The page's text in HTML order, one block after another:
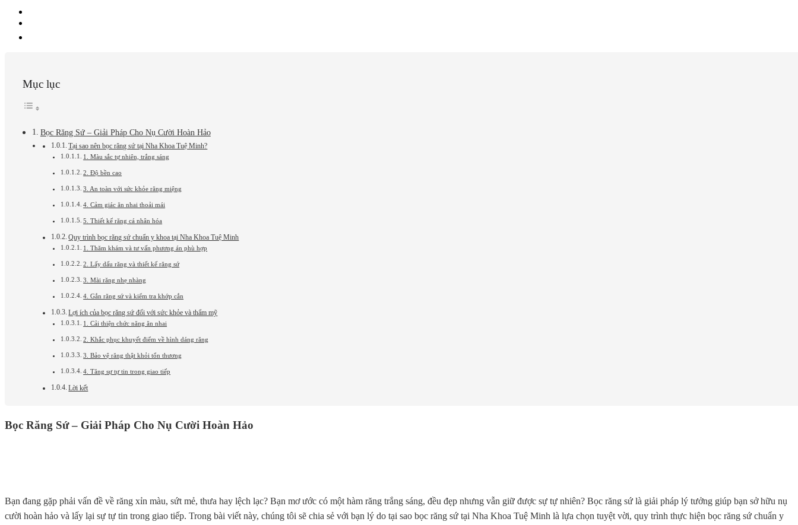
Mục lục
Bọc Răng Sứ – Giải Pháp Cho Nụ Cười Hoàn Hảo
Tại sao nên bọc răng sứ tại Nha Khoa Tuệ Minh?
1. Màu sắc tự nhiên, trắng sáng
2. Độ bền cao
3. An toàn với sức khỏe răng miệng
4. Cảm giác ăn nhai thoải mái
5. Thiết kế răng cá nhân hóa
Quy trình bọc răng sứ chuẩn y khoa tại Nha Khoa Tuệ Minh
1. Thăm khám và tư vấn phương án phù hợp
2. Lấy dấu răng và thiết kế răng sứ
3. Mài răng nhẹ nhàng
4. Gắn răng sứ và kiểm tra khớp cắn
Lợi ích của bọc răng sứ đối với sức khỏe và thẩm mỹ
1. Cải thiện chức năng ăn nhai
2. Khắc phục khuyết điểm về hình dáng răng
3. Bảo vệ răng thật khỏi tổn thương
4. Tăng sự tự tin trong giao tiếp
Lời kết
Bọc Răng Sứ – Giải Pháp Cho Nụ Cười Hoàn Hảo
Bạn đang gặp phải vấn đề về răng xỉn màu, sứt mẻ, thưa hay lệch lạc? Bạn mơ ước có một hàm răng trắng sáng, đều đẹp nhưng vẫn giữ được sự tự nhiên? Bọc răng sứ là giải pháp lý tưởng giúp bạn sở hữu nụ
cười hoàn hảo và lấy lại sự tự tin trong giao tiếp. Trong bài viết này, chúng tôi sẽ chia sẻ với bạn lý do tại sao bọc răng sứ tại Nha Khoa Tuệ Minh là lựa chọn tuyệt vời, quy trình thực hiện bọc răng sứ chuẩn y